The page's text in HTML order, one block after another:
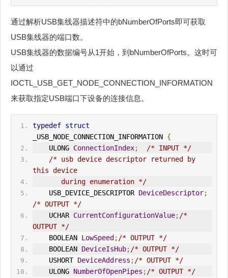
通过解析USB集线器描述符中的bNumberOfPorts即可获取
USB集线器的端口数。
USB集线器的数据编号从1开始，到bNumberOfPorts。这时可
以通过
IOCTL_USB_GET_NODE_CONNECTION_INFORMATION
来获取指定USB端口下设备的连接信息。
typedef struct
_USB_NODE_CONNECTION_INFORMATION {
    ULONG
ConnectionIndex;
/* INPUT */
/* usb device descriptor returned by
this device
       during enumeration */
    USB_DEVICE_DESCRIPTOR
DeviceDescriptor;
/* OUTPUT */
    UCHAR
CurrentConfigurationValue; /*
OUTPUT */
    BOOLEAN
LowSpeed ; /* OUTPUT */
    BOOLEAN
DeviceIsHub; /* OUTPUT */
    USHORT
DeviceAddress ; /* OUTPUT */
    ULONG
NumberOfOpenPipes ; /* OUTPUT */